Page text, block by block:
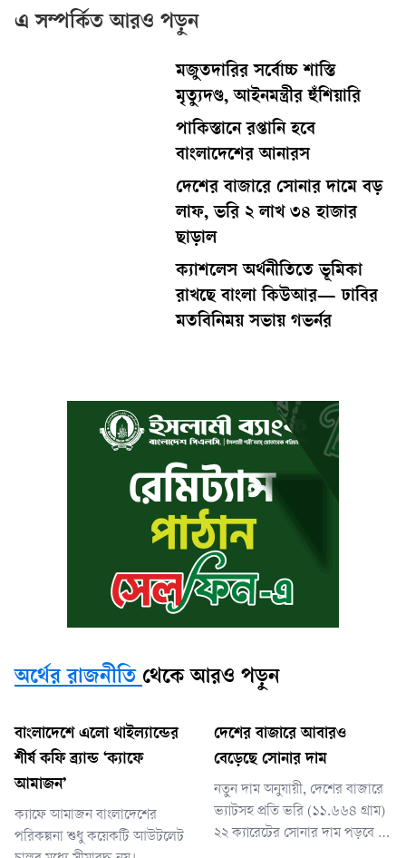
এ সম্পর্কিত আরও পড়ুন
মজুতদারির সর্বোচ্চ শাস্তি
মৃত্যুদণ্ড, আইনমন্ত্রীর হুঁশিয়ারি
পাকিস্তানে রপ্তানি হবে
বাংলাদেশের আনারস
দেশের বাজারে সোনার দামে বড়
লাফ, ভরি ২ লাখ ৩৪ হাজার
ছাড়াল
ক্যাশলেস অর্থনীতিতে ভূমিকা
রাখছে বাংলা কিউআর— ঢাবির
মতবিনিময় সভায় গভর্নর
অর্থের রাজনীতি থেকে আরও পড়ুন
বাংলাদেশে এলো থাইল্যান্ডের
শীর্ষ কফি ব্র্যান্ড ‘ক্যাফে
আমাজন’
ক্যাফে আমাজন বাংলাদেশের
পরিকল্পনা শুধু কয়েকটি আউটলেট
দেশের বাজারে আবারও
বেড়েছে সোনার দাম
নতুন দাম অনুযায়ী, দেশের বাজারে
ভ্যাটসহ প্রতি ভরি (১১.৬৬৪ গ্রাম)
২২ ক্যারেটের সোনার দাম পড়বে ২